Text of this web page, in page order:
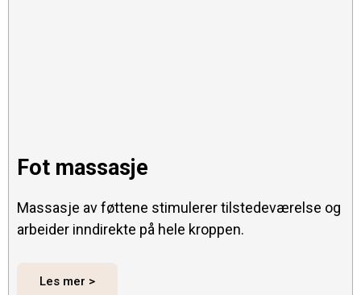
Fot massasje
Massasje av føttene stimulerer tilstedeværelse og
arbeider inndirekte på hele kroppen.
Les mer >